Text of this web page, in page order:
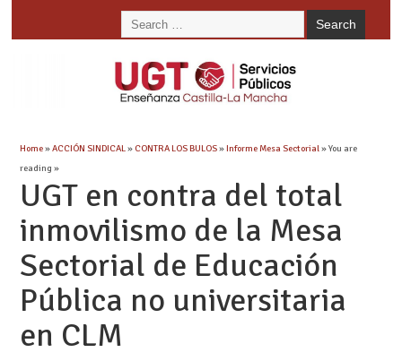
Home»ACCIÓN SINDICAL» CONTRA LOS BULOS»Informe Mesa Sectorial» You are
reading »
UGT en contra del total
inmovilismo de la Mesa
Sectorial de Educación
Pública no universitaria
en CLM